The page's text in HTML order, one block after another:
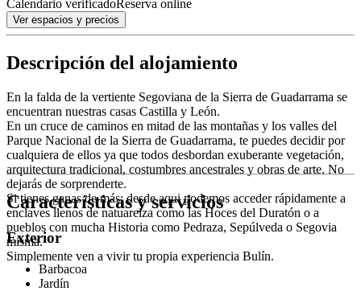
Calendario verificadoReserva online
Ver espacios y precios
Descripción del alojamiento
En la falda de la vertiente Segoviana de la Sierra de Guadarrama se
encuentran nuestras casas Castilla y León.
En un cruce de caminos en mitad de las montañas y los valles del
Parque Nacional de la Sierra de Guadarrama, te puedes decidir por
cualquiera de ellos ya que todos desbordan exuberante vegetación,
arquitectura tradicional, costumbres ancestrales y obras de arte. No
dejarás de sorprenderte.
Si tienes ganas de más: desde aqui podemos acceder rápidamente a
enclaves llenos de natuarelza como las Hoces del Duratón o a
pueblos con mucha Historia como Pedraza, Sepúlveda o Segovia
misma.
Simplemente ven a vivir tu propia experiencia Bulín.
Características y servicios
Exterior
Barbacoa
Jardín